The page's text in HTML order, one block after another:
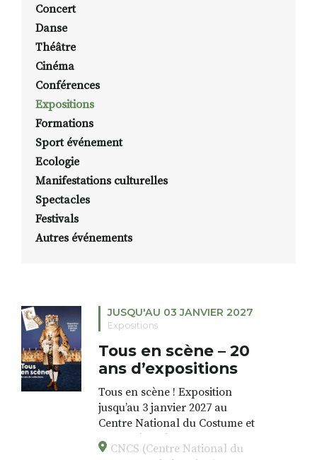
Concert
Danse
Théâtre
Cinéma
Conférences
Expositions
Formations
Sport événement
Ecologie
Manifestations culturelles
Spectacles
Festivals
Autres événements
JUSQU'AU 03 JANVIER 2027
Expositions
Tous en scène – 20
ans d’expositions
Tous en scène ! Exposition
jusqu’au 3 janvier 2027 au
Centre National du Costume et
de la Scène) à Moulins.
CNCS (Centre National du